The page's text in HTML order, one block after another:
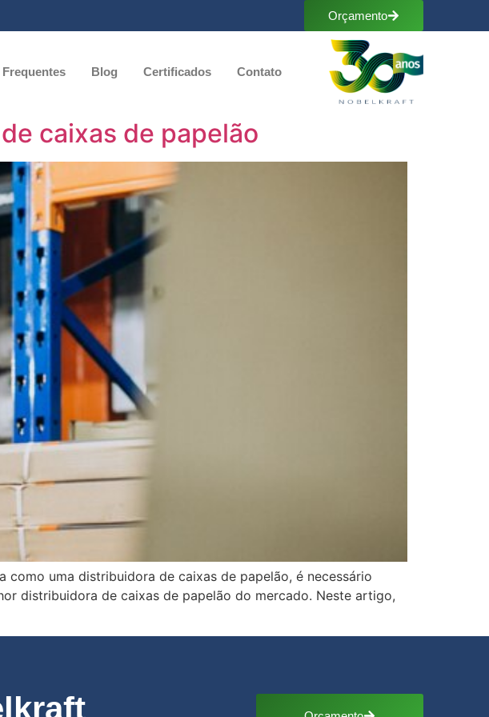
Orçamento
Blog Certificados Contato
caixas de papelão
como uma distribuidora de caixas de papelão, é necessário
distribuidora de caixas de papelão do mercado. Neste artigo,